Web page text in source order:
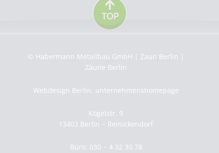
© Habermann Metallbau GmbH | Zaun Berlin |
Zäune Berlin
Webdesign Berlin: unternehmenshomepage
Kögelstr. 9
13403 Berlin − Reinickendorf
Büro: 030 − 4 32 30 78